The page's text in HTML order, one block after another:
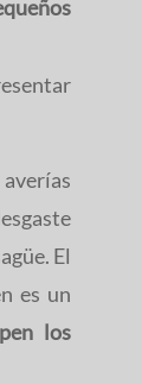
El
es un
los